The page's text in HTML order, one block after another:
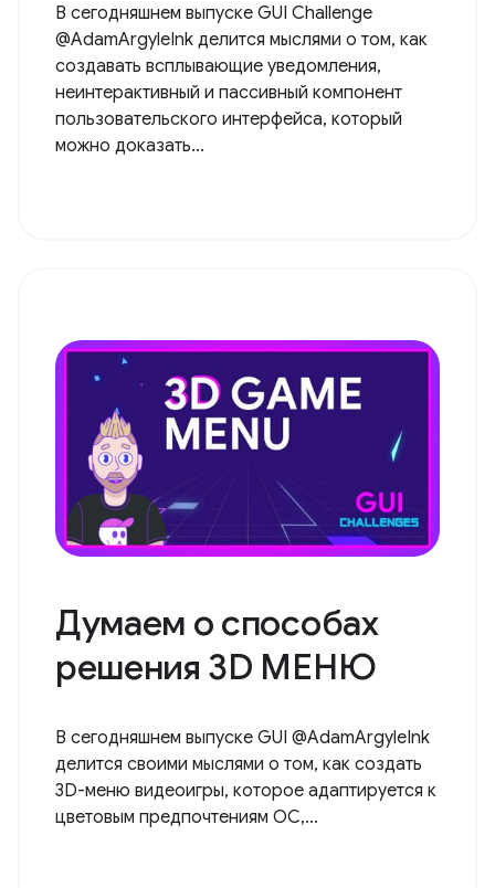
В сегодняшнем выпуске GUI Challenge
@AdamArgyleInk делится мыслями о том, как
создавать всплывающие уведомления,
неинтерактивный и пассивный компонент
пользовательского интерфейса, который
можно доказать...
Думаем о способах
решения 3D МЕНЮ
В сегодняшнем выпуске GUI @AdamArgyleInk
делится своими мыслями о том, как создать
3D-меню видеоигры, которое адаптируется к
цветовым предпочтениям ОС,...